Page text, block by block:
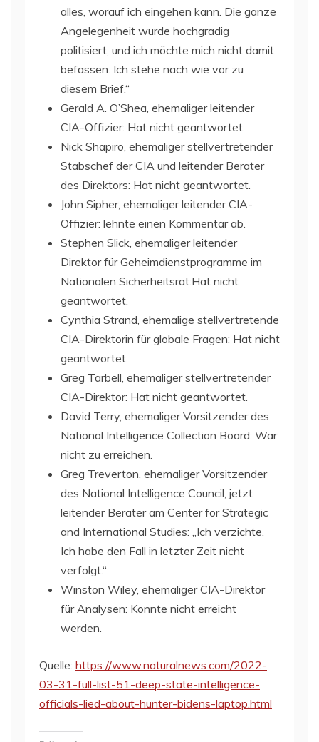
alles, worauf ich eingehen kann. Die ganze
Angelegenheit wurde hochgradig
politisiert, und ich möchte mich nicht damit
befassen. Ich stehe nach wie vor zu
diesem Brief.“
Gerald A. O’Shea, ehemaliger leitender
CIA-Offizier: Hat nicht geantwortet.
Nick Shapiro, ehemaliger stellvertretender
Stabschef der CIA und leitender Berater
des Direktors: Hat nicht geantwortet.
John Sipher, ehemaliger leitender CIA-
Offizier: lehnte einen Kommentar ab.
Stephen Slick, ehemaliger leitender
Direktor für Geheimdienstprogramme im
Nationalen Sicherheitsrat:Hat nicht
geantwortet.
Cynthia Strand, ehemalige stellvertretende
CIA-Direktorin für globale Fragen: Hat nicht
geantwortet.
Greg Tarbell, ehemaliger stellvertretender
CIA-Direktor: Hat nicht geantwortet.
David Terry, ehemaliger Vorsitzender des
National Intelligence Collection Board: War
nicht zu erreichen.
Greg Treverton, ehemaliger Vorsitzender
des National Intelligence Council, jetzt
leitender Berater am Center for Strategic
and International Studies: „Ich verzichte.
Ich habe den Fall in letzter Zeit nicht
verfolgt.“
Winston Wiley, ehemaliger CIA-Direktor
für Analysen: Konnte nicht erreicht
werden.
Quelle: https://www.naturalnews.com/2022-
03-31-full-list-51-deep-state-intelligence-
officials-lied-about-hunter-bidens-laptop.html